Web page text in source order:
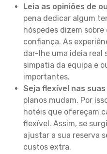
Leia as opiniões de
pena dedicar algum
hóspedes dizem
confiança. As
dar-lhe uma ideia real
simpatia da equipa e
importantes.
Seja flexível nas
planos mudam. Por
hotéis que ofereçam
flexível. Assim, se
ajustar a sua reserva
custos extra.